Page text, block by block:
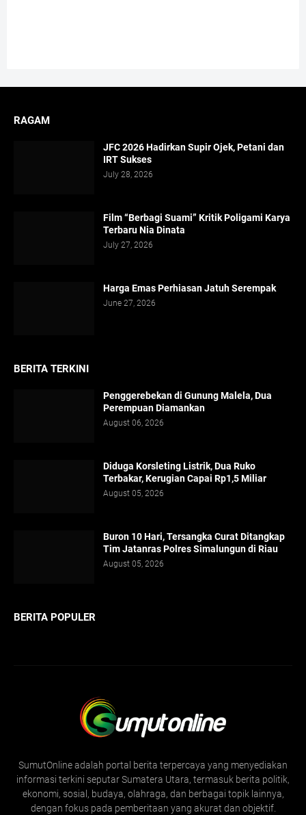
RAGAM
JFC 2026 Hadirkan Supir Ojek, Petani dan
IRT Sukses
July 28, 2026
Film “Berbagi Suami” Kritik Poligami Karya
Terbaru Nia Dinata
July 27, 2026
Harga Emas Perhiasan Jatuh Serempak
June 27, 2026
BERITA TERKINI
Penggerebekan di Gunung Malela, Dua
Perempuan Diamankan
August 06, 2026
Diduga Korsleting Listrik, Dua Ruko
Terbakar, Kerugian Capai Rp1,5 Miliar
August 05, 2026
Buron 10 Hari, Tersangka Curat Ditangkap
Tim Jatanras Polres Simalungun di Riau
August 05, 2026
BERITA POPULER
SumutOnline adalah portal berita terpercaya yang menyediakan
informasi terkini seputar Sumatera Utara, termasuk berita politik,
ekonomi, sosial, budaya, olahraga, dan berbagai topik lainnya,
dengan fokus pada pemberitaan yang akurat dan objektif.